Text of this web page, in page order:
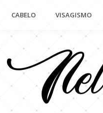
CABELO VISAGISMO